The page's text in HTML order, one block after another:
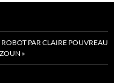
PAR CLAIRE POUVREAU
»